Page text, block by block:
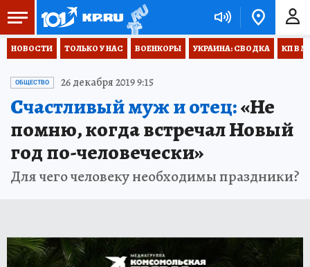
НОВОСТИ ТОЛЬКО У НАС ВОЕНКОРЫ УКРАИНА: СВОДКА КП В
ОБЩЕСТВО 26 декабря 2019 9:15
Счастливый муж и отец:«Не
помню, когда встречал Новый
год по-человечески»
Для чего человеку необходимы праздники?